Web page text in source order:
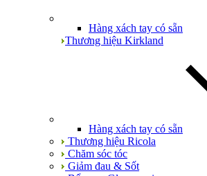
Hàng xách tay có sẵn
Thương hiệu Kirkland
Hàng xách tay có sẵn
Thương hiệu Ricola
Chăm sóc tóc
Giảm đau & Sốt